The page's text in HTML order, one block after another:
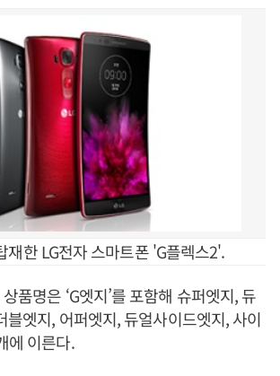
한 LG전자 스마트폰 'G플렉스2'.
품명은 ‘G엣지’를 포함해 슈퍼엣지, 듀
블엣지, 어퍼엣지, 듀얼사이드엣지, 사이
에 이른다.